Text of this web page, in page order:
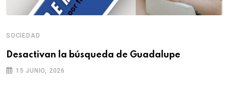
SOCIEDAD
Desactivan la búsqueda de Guadalupe
15 JUNIO, 2026